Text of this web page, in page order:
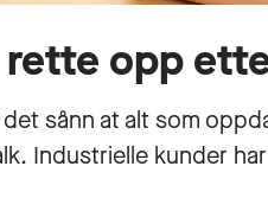
opp
sånn at alt som
Industrielle kunder